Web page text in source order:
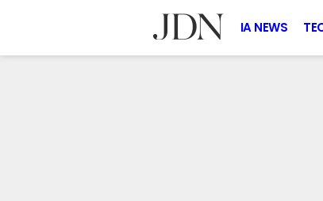
IA NEWS